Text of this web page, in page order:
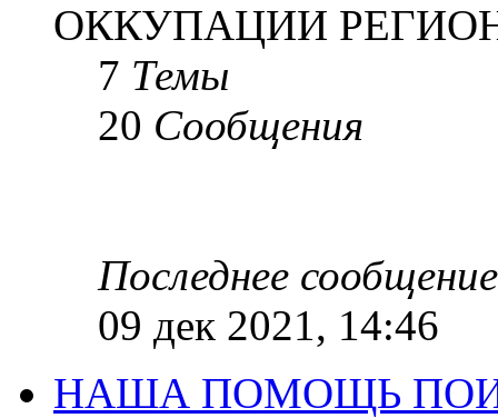
ОККУПАЦИИ
7 Темы
20 Сообщения
Последнее сообщение
09 дек 2021, 14:46
НАША ПОМОЩЬ